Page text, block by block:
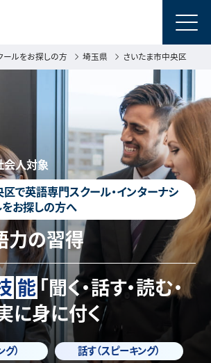
ールをお探しの方 埼玉県 さいたま市中央区
会人対象
で英語専門スクール・インターナシ
お探しの方へ
力の習得
能 「聞く・話す・読む・
に身に付く
）
話す（スピーキング）